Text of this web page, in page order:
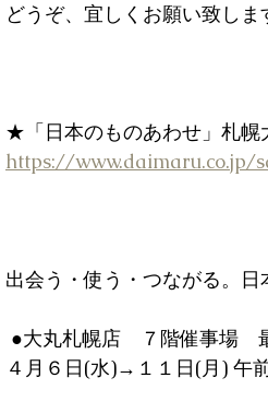
どうぞ、宜しくお願い致しま
★「日本のものあわせ」札
https://www.daimaru.co.jp/
出会う・使う・つながる。
●大丸札幌店　７階催事場
４月６日(水)→１１日(月) 午